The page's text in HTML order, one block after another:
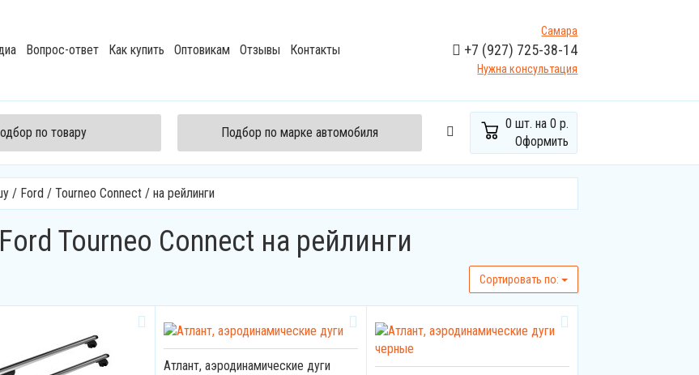
Вопрос-ответ Как купить Оптовикам Отзывы Контакты
Самара
+7 (927) 725-38-14
Нужна консультация
по товару Подбор по марке автомобиля
0 шт. на 0 р.
Оформить
/ Ford /Tourneo Connect /на рейлинги
Tourneo Connect на рейлинги
Cортировать по:
Атлант, аэродинамические дуги